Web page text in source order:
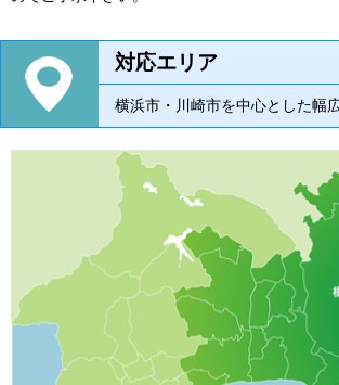
対応エリア
横浜市・川崎市を中心とした幅